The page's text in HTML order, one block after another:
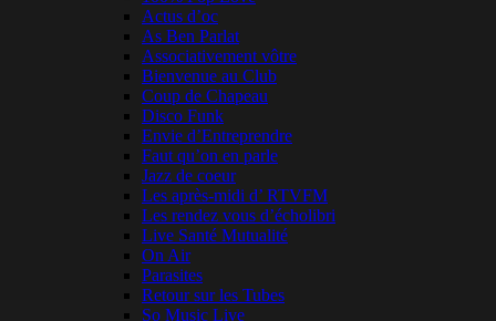
Actus d’oc
As Ben Parlat
Associativement vôtre
Bienvenue au Club
Coup de Chapeau
Disco Funk
Envie d’Entreprendre
Faut qu’on en parle
Jazz de coeur
Les après-midi d’ RTVFM
Les rendez vous d’écholibri
Live Santé Mutualité
On Air
Parasites
Retour sur les Tubes
So Music Live